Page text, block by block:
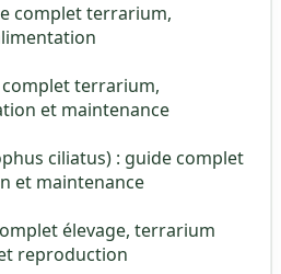
complet terrarium,
terrarium,
et maintenance
ciliatus) : guide complet
et maintenance
élevage, terrarium
reproduction